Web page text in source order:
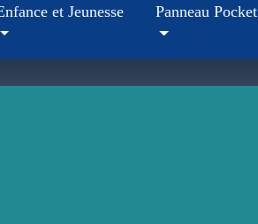
et Jeunesse Panneau Pocket